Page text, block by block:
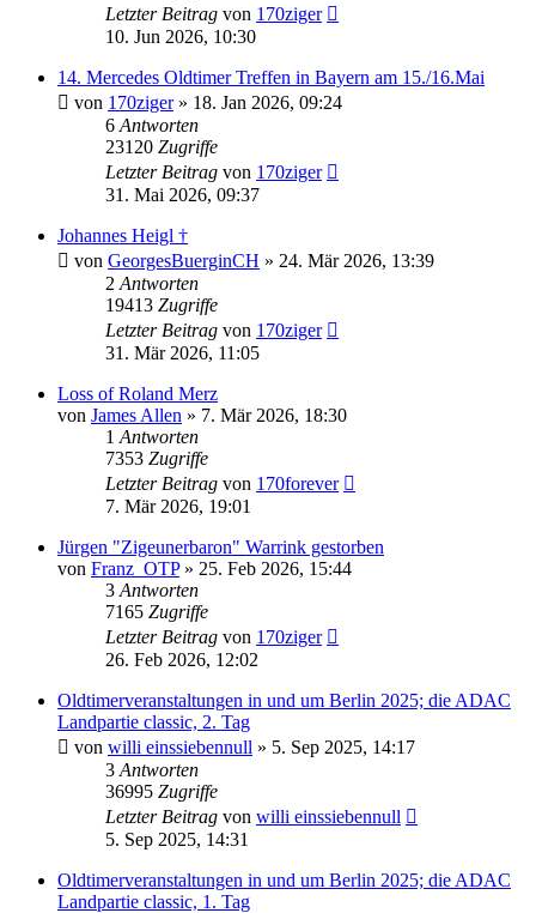
Letzter Beitrag von 170ziger
10. Jun 2026, 10:30
14. Mercedes Oldtimer Treffen in Bayern am 15./16.Mai
von 170ziger» 18. Jan 2026, 09:24
6 Antworten
23120 Zugriffe
Letzter Beitrag von 170ziger
31. Mai 2026, 09:37
Johannes Heigl †
von GeorgesBuerginCH » 24. Mär 2026, 13:39
2 Antworten
19413 Zugriffe
Letzter Beitrag von 170ziger
31. Mär 2026, 11:05
Loss of Roland Merz
von James Allen » 7. Mär 2026, 18:30
1 Antworten
7353 Zugriffe
Letzter Beitrag von 170forever
7. Mär 2026, 19:01
Jürgen "Zigeunerbaron" Warrink gestorben
von Franz_OTP» 25. Feb 2026, 15:44
3 Antworten
7165 Zugriffe
Letzter Beitrag von 170ziger
26. Feb 2026, 12:02
Oldtimerveranstaltungen in und um Berlin 2025; die ADAC
Landpartie classic, 2. Tag
von willi einssiebennull » 5. Sep 2025, 14:17
3 Antworten
36995 Zugriffe
Letzter Beitrag von willi einssiebennull
5. Sep 2025, 14:31
Oldtimerveranstaltungen in und um Berlin 2025; die ADAC
Landpartie classic, 1. Tag